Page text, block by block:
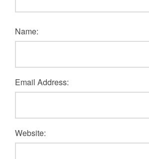
Name:
Email Address:
Website: